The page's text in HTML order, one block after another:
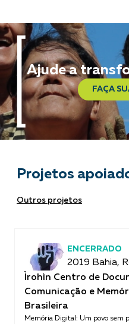
Ajude a
FAÇA
Projetos
Outros projetos
ENCERRADO
2019 Bahia,
Ìrohìn Centro de
Comunicação e
Brasileira
Memória Digital: Um povo sem